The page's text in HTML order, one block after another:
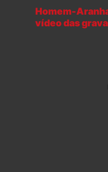
Homem-
vídeo das